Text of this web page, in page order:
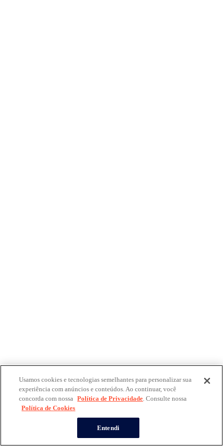
Usamos cookies e tecnologias semelhantes para personalizar sua
experiência com anúncios e conteúdos. Ao continuar, você
concorda com nossa Política de Privacidade. Consulte nossa
Política de Cookies
Entendi